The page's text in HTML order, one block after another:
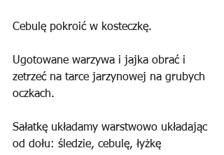
Cebulę pokroić w kosteczkę.
Ugotowane warzywa i jajka obrać i
zetrzeć na tarce jarzynowej na grubych
oczkach.
Sałatkę układamy warstwowo układając
od dołu: śledzie, cebulę, łyżkę